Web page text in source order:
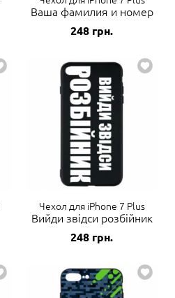
Ваша фамилия и номер
248 грн.
Чехол для iPhone 7 Plus
Вийди звідси розбійник
248 грн.